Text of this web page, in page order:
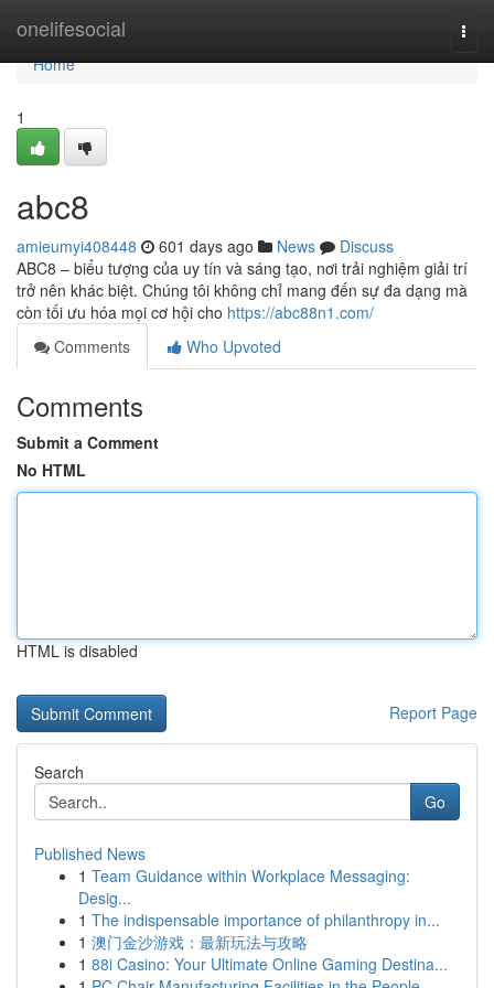
onelifesocial
Home
Home
1
abc8
amieumyi408448 601 days ago News
Discuss
ABC8 – biểu tượng của uy tín và sáng tạo, nơi trải nghiệm giải trí
trở nên khác biệt. Chúng tôi không chỉ mang đến sự đa dạng mà
còn tối ưu hóa mọi cơ hội cho https://abc88n1.com/
Comments
Who Upvoted
Comments
Submit a Comment
No HTML
HTML is disabled
Report Page
Search
Go
Published News
1 Team Guidance within Workplace Messaging:
Desig...
1 The indispensable importance of philanthropy in...
1 澳门金沙游戏：最新玩法与攻略
1 88i Casino: Your Ultimate Online Gaming Destina...